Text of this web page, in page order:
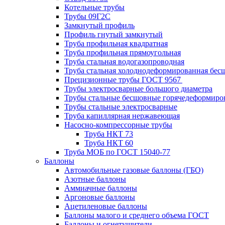
Котельные трубы
Трубы 09Г2С
Замкнутый профиль
Профиль гнутый замкнутый
Труба профильная квадратная
Труба профильная прямоугольная
Труба стальная водогазопроводная
Труба стальная холоднодеформированная
Прецизионные трубы ГОСТ 9567
Трубы электросварные большого диаметра
Трубы стальные бесшовные
Трубы стальные электросварные
Труба капиллярная нержавеющая
Насосно-компрессорные трубы
Труба НКТ 73
Труба НКТ 60
Труба МОБ по ГОСТ 15040-77
Баллоны
Автомобильные газовые баллоны (ГБО)
Азотные баллоны
Аммиачные баллоны
Аргоновые баллоны
Ацетиленовые баллоны
Баллоны малого и среднего объема ГОСТ